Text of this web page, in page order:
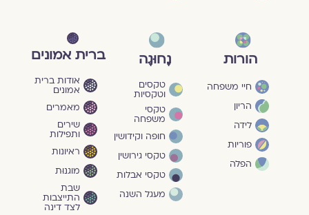
הורות
חיי משפחה
הריון
לידה
פוריות
הפלה
נָחוּגָה
טקסים
וטקסיות
טקסי
משפחה
חופה וקידושין
טקסי גירושין
טקסי אבלות
מעגל השנה
ברית אמונים
אודות ברית
אמונים
מאמרים
שירים
ותפילות
ראיונות
מוגנוּת
שבת
התייצבות
לצד דינה